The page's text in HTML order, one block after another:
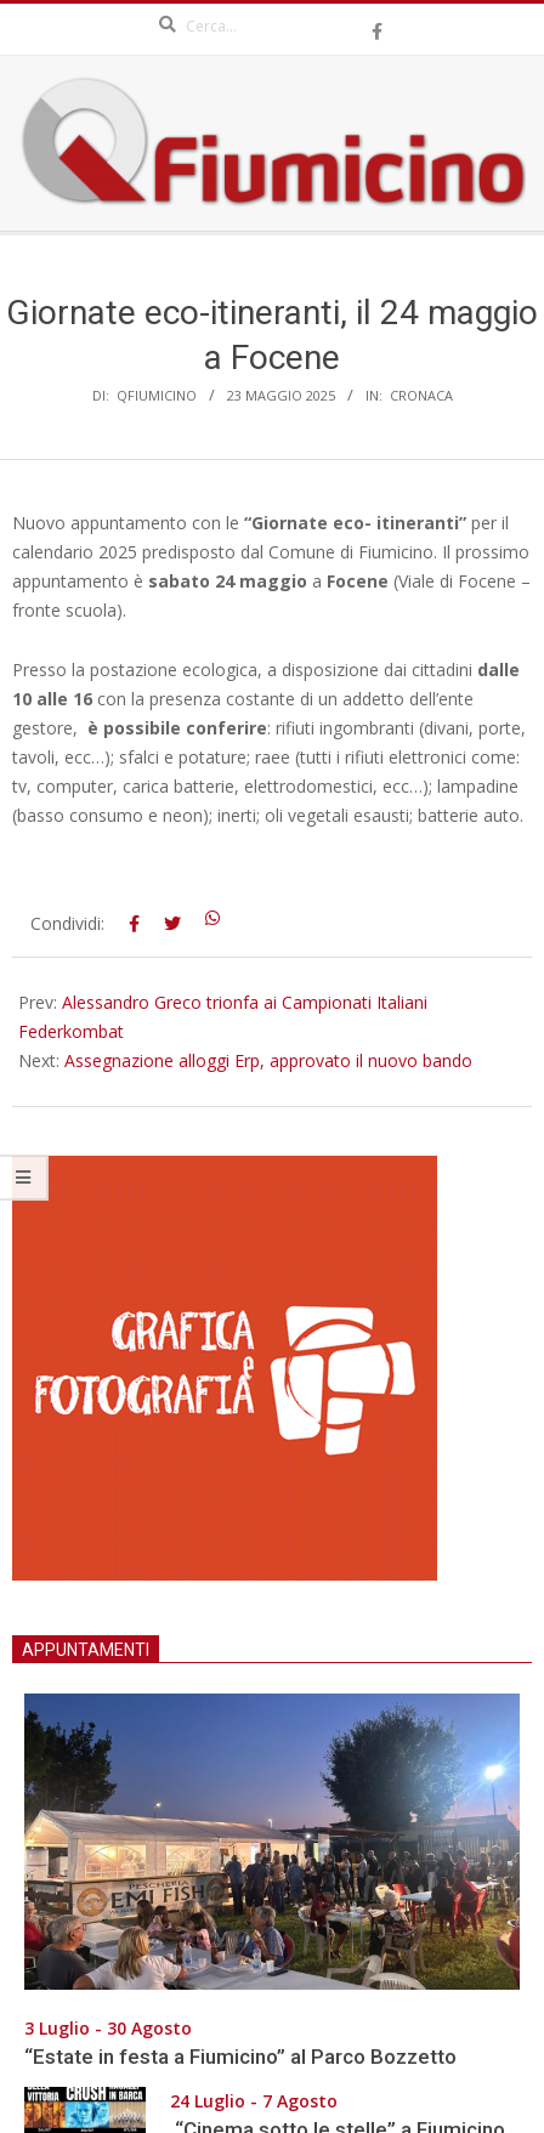
content
QFIUMICINO.COM
Menu
Giornate eco-itineranti, il 24 maggio
a Focene
DI: QFIUMICINO 23 MAGGIO 2025 IN: CRONACA
Nuovo appuntamento con le “Giornate eco- itineranti” per il
calendario 2025 predisposto dal Comune di Fiumicino. Il prossimo
appuntamento è sabato 24 maggio a Focene (Viale di Focene –
fronte scuola).
Presso la postazione ecologica, a disposizione dai cittadini dalle
10 alle 16 con la presenza costante di un addetto dell’ente
gestore, è possibile conferire: rifiuti ingombranti (divani, porte,
tavoli, ecc…); sfalci e potature; raee (tutti i rifiuti elettronici come:
tv, computer, carica batterie, elettrodomestici, ecc…); lampadine
(basso consumo e neon); inerti; oli vegetali esausti; batterie auto.
2025-
Condividi:
Prev: Alessandro Greco trionfa ai Campionati Italiani
Federkombat
Next: Assegnazione alloggi Erp, approvato il nuovo bando
APPUNTAMENTI
3 Luglio - 30 Agosto
“Estate in festa a Fiumicino” al Parco Bozzetto
24 Luglio - 7 Agosto